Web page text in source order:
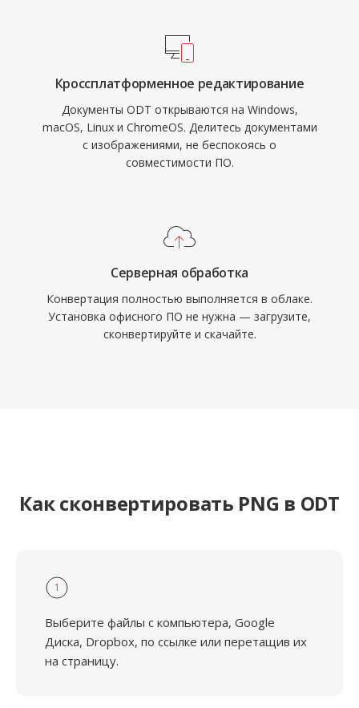
Кроссплатформенное редактирование
Документы ODT открываются на Windows,
macOS, Linux и ChromeOS. Делитесь документами
с изображениями, не беспокоясь о
совместимости ПО.
Серверная обработка
Конвертация полностью выполняется в облаке.
Установка офисного ПО не нужна — загрузите,
сконвертируйте и скачайте.
Как сконвертировать PNG в ODT
1
Выберите файлы с компьютера, Google
Диска, Dropbox, по ссылке или перетащив их
на страницу.